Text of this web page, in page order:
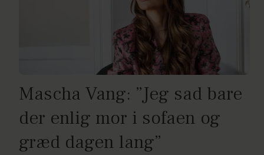
Mascha Vang: ”Jeg sad bare
der enlig mor i sofaen og
græd dagen lang”